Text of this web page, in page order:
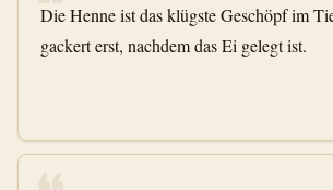
Die Henne ist das klügste Geschöpf im
gackert erst, nachdem das Ei gelegt ist.